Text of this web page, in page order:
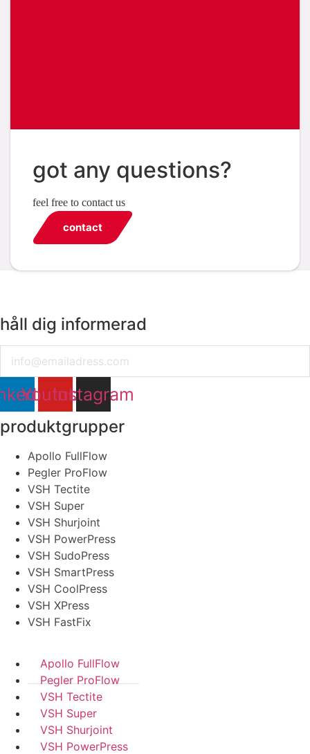
got any questions?
feel free to contact us
contact
håll dig informerad
Youtube
Instagram
produktgrupper
Apollo FullFlow
Pegler ProFlow
VSH Tectite
VSH Super
VSH Shurjoint
VSH PowerPress
VSH SudoPress
VSH SmartPress
VSH CoolPress
VSH XPress
VSH FastFix
Apollo FullFlow
Pegler ProFlow
VSH Tectite
VSH Super
VSH Shurjoint
VSH PowerPress